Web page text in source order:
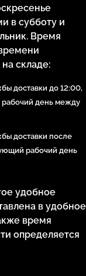
в субботу и
Время
складе:
доставки до 12:00,
рабочий день между
доставки после
рабочий день
удобное
в удобное
время
определяется